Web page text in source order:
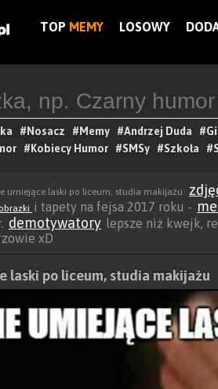
TOP MEMY LOSOWY
#Nosacz #Memy #Andrzej Duda
#Kobiecy Humor #SMSy #Szkoła
umiejące laski po liceum, studia makijażu
i tapety na fejsa 2017 roku -
demotywatory lepsze niż kwejk,
xD
laski po liceum, studia makijażu